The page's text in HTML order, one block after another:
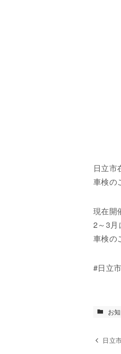
日立市
車検の
現在開
2～3月
車検の
#日立
お
日立